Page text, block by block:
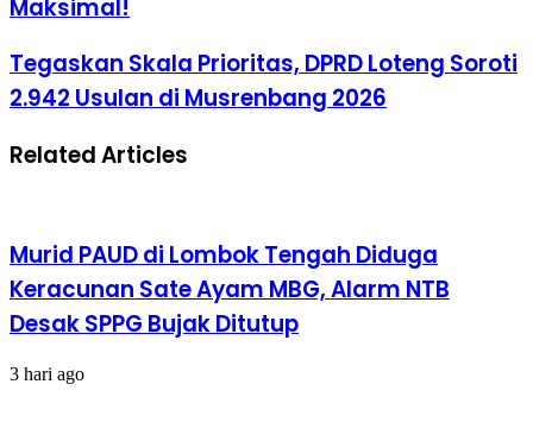
Maksimal!
Tegaskan Skala Prioritas, DPRD Loteng Soroti
2.942 Usulan di Musrenbang 2026
Related Articles
Murid PAUD di Lombok Tengah Diduga
Keracunan Sate Ayam MBG, Alarm NTB
Desak SPPG Bujak Ditutup
3 hari ago